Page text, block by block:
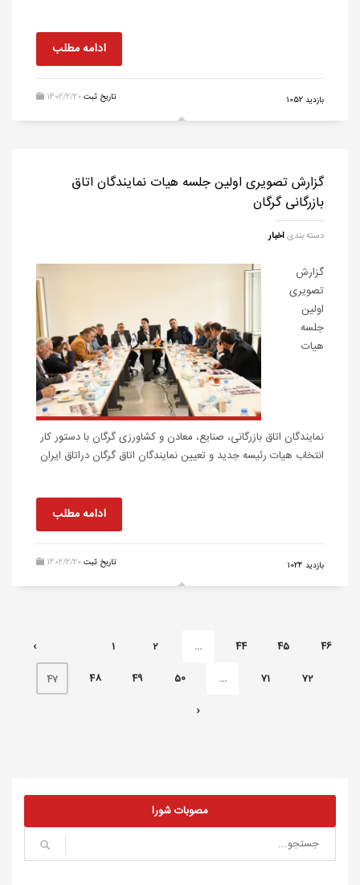
ادامه مطلب
1402/2/20تاریخ ثبت بازدید 1052
گزارش تصویری اولین جلسه هیات نمایندگان اتاق
بازرگانی گرگان
دسته بندیاخبار
گزارش
تصویری
اولین
جلسه
هیات
نمایندگان اتاق بازرگانی، صنایع، معادن و کشاورزی گرگان با دستور کار
انتخاب هیات رئیسه جدید و تعیین نمایندگان اتاق گرگان دراتاق ایران
ادامه مطلب
1402/2/20تاریخ ثبت بازدید 1024
‹ 1 2 ... 44 45 46
47 48 49 50 ... 71
72
›
مصوبات شورا